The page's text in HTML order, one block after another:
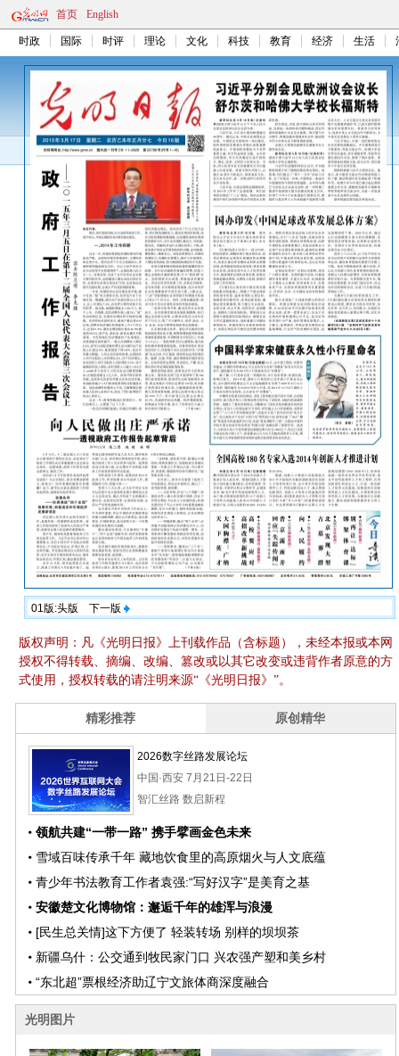
首页 English
时政 国际 时评 理论 文化 科技 教育 经济 生活
01版:头版 下一版
版权声明：凡《光明日报》上刊载作品（含标题），未经本报或本网
授权不得转载、摘编、改编、篡改或以其它改变或违背作者原意的方
式使用，授权转载的请注明来源“《光明日报》”。